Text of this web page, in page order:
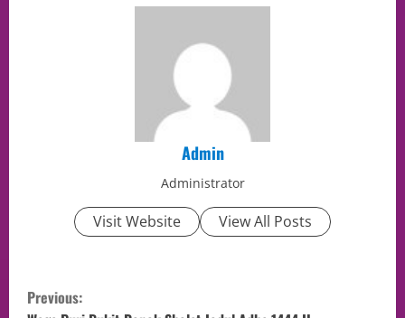
Admin
Administrator
Visit Website View All Posts
Previous: